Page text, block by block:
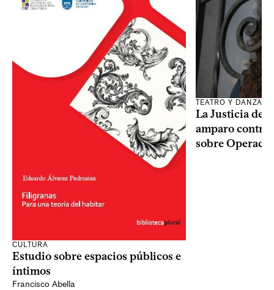
CULTURA
Estudio sobre espacios públicos e
íntimos
Francisco Abella
TEATRO Y DANZA
La Justicia
amparo contra
sobre